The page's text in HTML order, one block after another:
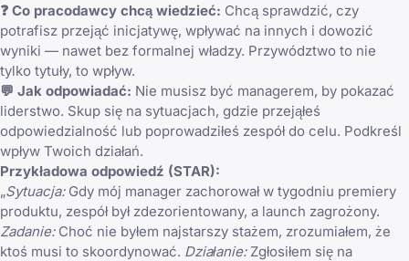
❓ Co pracodawcy chcą wiedzieć: Chcą sprawdzić, czy
potrafisz przejąć inicjatywę, wpływać na innych i dowozić
wyniki — nawet bez formalnej władzy. Przywództwo to nie
tylko tytuły, to wpływ.
💬 Jak odpowiadać: Nie musisz być managerem, by pokazać
liderstwo. Skup się na sytuacjach, gdzie przejąłeś
odpowiedzialność lub poprowadziłeś zespół do celu. Podkreśl
wpływ Twoich działań.
Przykładowa odpowiedź (STAR):
„Sytuacja:Gdy mój manager zachorował w tygodniu premiery
produktu, zespół był zdezorientowany, a launch zagrożony.
Zadanie:Choć nie byłem najstarszy stażem, zrozumiałem, że
ktoś musi to skoordynować. Działanie:Zgłosiłem się na